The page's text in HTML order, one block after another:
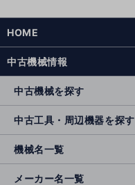
HOME
中古機械情報
中古機械を探す
中古工具・周辺機器を探す
機械名一覧
メーカー名一覧